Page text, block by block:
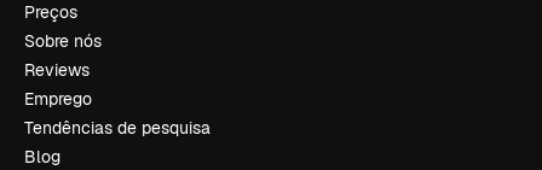
Preços
Sobre nós
Reviews
Emprego
Tendências de pesquisa
Blog